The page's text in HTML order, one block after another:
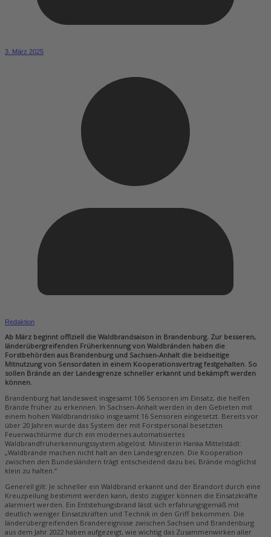
3. März 2025
Redaktion
Ab März beginnt offiziell die Waldbrandsaison in Brandenburg. Zur besseren,
länderübergreifenden Früherkennung von Waldbränden haben die
Forstbehörden aus Brandenburg und Sachsen-Anhalt die beidseitige
Mitnutzung von Sensordaten in einem Kooperationsvertrag festgehalten. So
sollen Brände an der Landesgrenze schneller erkannt und bekämpft werden
können.
Brandenburg hat landesweit insgesamt 106 Sensoren im Einsatz, die helfen
Brände früher zu erkennen. In Sachsen-Anhalt werden in den Gebieten mit
einem hohen Waldbrandrisiko insgesamt 16 Sensoren eingesetzt. Bereits vor
über 20 Jahren wurde das System der mit Forstpersonal besetzten
Feuerwachtürme durch ein modernes automatisiertes
Waldbrandfrüherkennungssystem abgelöst. Ministerin Hanka Mittelstädt:
„Waldbrände machen nicht halt an den Landesgrenzen. Die Kooperation
zwischen den Bundesländern trägt entscheidend dazu bei, Brände möglichst
klein zu halten.“
Generell gilt: Je schneller ein Waldbrand erkannt und der Brandort durch eine
Kreuzpeilung bestimmt werden kann, desto zügiger können die Einsatzkräfte
alarmiert werden. Ein Entstehungsbrand lässt sich erfahrungsgemäß mit
deutlich weniger Einsatzkräften und Technik in den Griff bekommen. Die
länderübergreifenden Brandereignisse zwischen Sachsen und Brandenburg
aus dem Jahr 2022 haben aufgezeigt, wie wichtig das Zusammenwirken aller